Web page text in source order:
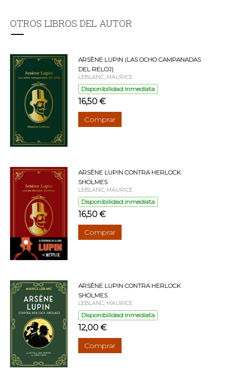
OTROS LIBROS DEL AUTOR
ARSÈNE LUPIN (LAS OCHO CAMPANADAS
DEL RELOJ)
LEBLANC, MAURICE
Disponibilidad inmediata
16,50 €
Comprar
ARSÈNE LUPIN CONTRA HERLOCK
SHOLMES
LEBLANC, MAURICE
Disponibilidad inmediata
16,50 €
Comprar
ARSÈNE LUPIN CONTRA HERLOCK
SHOLMES
LEBLANC, MAURICE
Disponibilidad inmediata
12,00 €
Comprar